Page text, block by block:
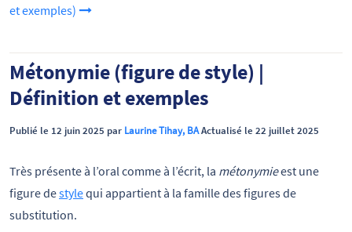
et exemples)
Métonymie (figure de style) |
Définition et exemples
Publié le 12 juin 2025 par Laurine Tihay, BAActualisé le 22 juillet 2025
Très présente à l’oral comme à l’écrit, la métonymieest une
figure destylequi appartient à la famille des figures de
substitution.